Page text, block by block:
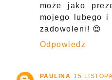
może jako
mojego lubego i
zadowoleni! 😍
Odpowiedz
PAULINA 15